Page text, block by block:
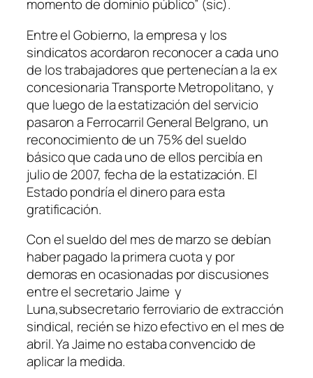
momento de dominio público” (sic).
Entre el Gobierno, la empresa y los
sindicatos acordaron reconocer a cada uno
de los trabajadores que pertenecían a la ex
concesionaria Transporte Metropolitano, y
que luego de la estatización del servicio
pasaron a Ferrocarril General Belgrano, un
reconocimiento de un 75% del sueldo
básico que cada uno de ellos percibía en
julio de 2007, fecha de la estatización. El
Estado pondría el dinero para esta
gratificación.
Con el sueldo del mes de marzo se debían
haber pagado la primera cuota y por
demoras en ocasionadas por discusiones
entre el secretario Jaime y
Luna,subsecretario ferroviario de extracción
sindical, recién se hizo efectivo en el mes de
abril. Ya Jaime no estaba convencido de
aplicar la medida.